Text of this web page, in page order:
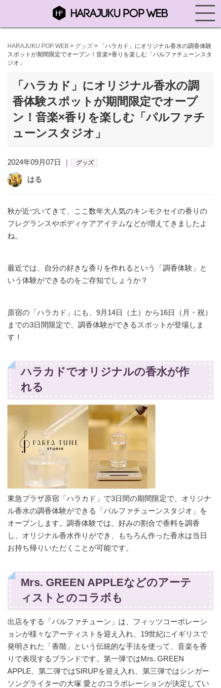
HARAJUKU POP WEB > グッズ >
「ハラカド」にオリジナル香水の調香体験
スポットが期間限定でオープン！音楽×香りを楽しむ「パルファチューンスタ
ジオ」
「ハラカド」にオリジナル香水の調
香体験スポットが期間限定でオープ
ン！音楽×香りを楽しむ「パルファチ
ューンスタジオ」
2024年09月07日 ｜ グッズ
はる
秋が近づいてきて、ここ数年大人気のキンモクセイの香りの
フレグランスやボディケアアイテムなどが増えてきましたよ
ね。
最近では、自分の好きな香りを作れるという「調香体験」と
いう体験ができるのをご存知でしょうか？
原宿の「ハラカド」にも、9月14日（土）から16日（月・祝）
までの3日間限定で、調香体験ができるスポットが登場しま
す！
ハラカドでオリジナルの香水が作
れる
東急プラザ原宿「ハラカド」で3日間の期間限定で、オリジナ
ル香水の調香体験ができる「パルファチューンスタジオ」を
オープンします。調香体験では、好みの割合で香料を調香
し、オリジナル香水作りができ、もちろん作った香水は当日
お持ち帰りいただくことが可能です。
Mrs. GREEN APPLEなどのアーテ
ィストとのコラボも
出店をする「パルファチューン」は、フィッツコーポレーシ
ョンが様々なアーティストを迎え入れ、19世紀にイギリスで
発明された「香階」という伝統的な手法を使って、音楽を香
りで表現するブランドです。第一弾ではMrs. GREEN
APPLE、第二弾ではSIRUPを迎え入れ、第三弾ではシンガー
ソングライターの大塚 愛とのコラボレーションが決定してい